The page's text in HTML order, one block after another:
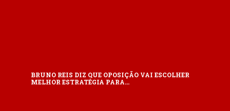
BRUNO REIS DIZ QUE OPOSIÇÃO VAI ESCOLHER
MELHOR ESTRATÉGIA PARA…